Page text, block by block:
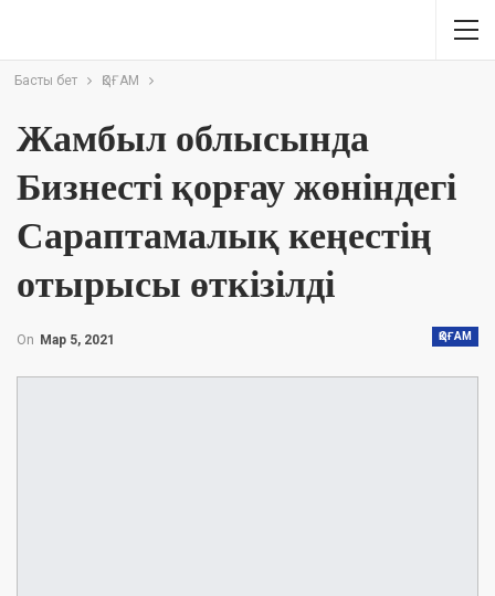
Басты бет ҚОҒАМ
Жамбыл облысында
Бизнесті қорғау жөніндегі
Сараптамалық кеңестің
отырысы өткізілді
ҚОҒАМ
On Мар 5, 2021